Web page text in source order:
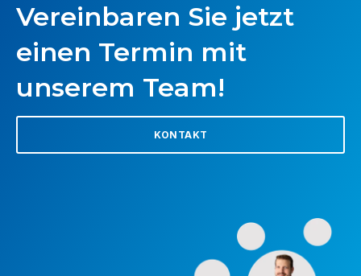
Vereinbaren Sie jetzt
einen Termin mit
unserem Team!
KONTAKT